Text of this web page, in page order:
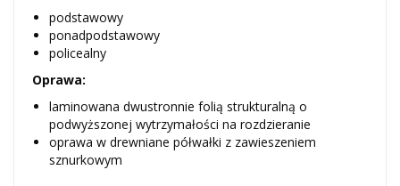
podstawowy
ponadpodstawowy
policealny
Oprawa:
laminowana dwustronnie folią strukturalną o
podwyższonej wytrzymałości na rozdzieranie
oprawa w drewniane półwałki z zawieszeniem
sznurkowym